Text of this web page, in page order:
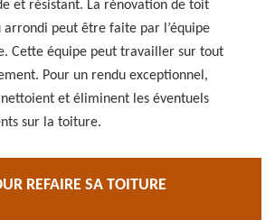
et résistant. La rénovation de toit
arrondi peut être faite par l’équipe
Cette équipe peut travailler sur tout
Pour un rendu exceptionnel,
nettoient et éliminent les éventuels
sur la toiture.
REFAIRE SA TOITURE